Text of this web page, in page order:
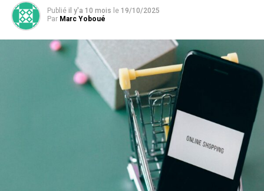
Publié il y'a 10 mois le 19/10/2025
Par Marc Yoboué